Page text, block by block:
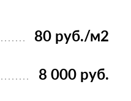
80 руб./м2
8 000 руб.